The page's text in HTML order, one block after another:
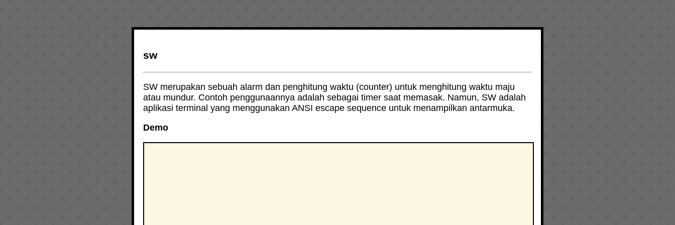
sw
SW merupakan sebuah alarm dan penghitung waktu (counter) untuk menghitung waktu maju
atau mundur. Contoh penggunaannya adalah sebagai timer saat memasak. Namun, SW adalah
aplikasi terminal yang menggunakan ANSI escape sequence untuk menampilkan antarmuka.
Demo